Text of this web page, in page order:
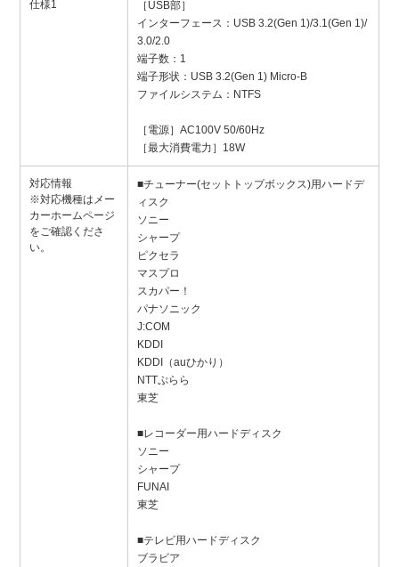
仕様1
［USB部］
インターフェース：USB 3.2(Gen 1)/3.1(Gen 1)/
3.0/2.0
端子数：1
端子形状：USB 3.2(Gen 1) Micro-B
ファイルシステム：NTFS
［電源］AC100V 50/60Hz
［最大消費電力］18W
対応情報
※対応機種はメー
カーホームページ
をご確認くださ
い。
■チューナー(セットトップボックス)用ハードデ
ィスク
ソニー
シャープ
ピクセラ
マスプロ
スカパー！
パナソニック
J:COM
KDDI
KDDI（auひかり）
NTTぷらら
東芝
■レコーダー用ハードディスク
ソニー
シャープ
FUNAI
東芝
■テレビ用ハードディスク
ブラビア